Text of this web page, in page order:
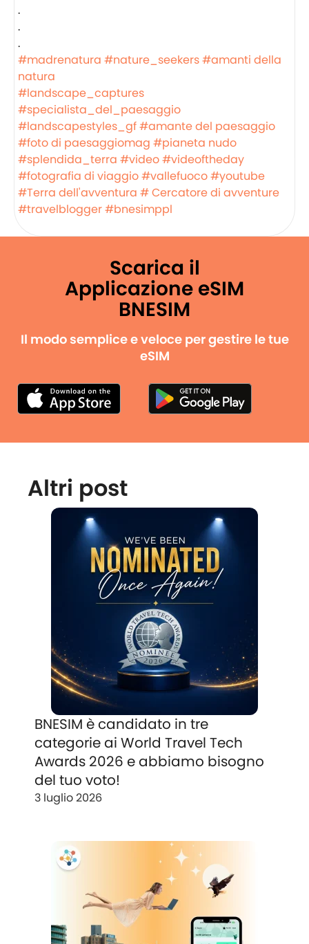
.
.
.
#madrenatura #nature_seekers#amanti della
natura
#landscape_captures
#specialista_del_paesaggio
#landscapestyles_gf#amante del paesaggio
#foto di paesaggiomag #pianeta nudo
#splendida_terra #video#videoftheday
#fotografia di viaggio#vallefuoco#youtube
#Terra dell'avventura # Cercatore di avventure
#travelblogger#bnesimppl
Scarica il
Applicazione eSIM
BNESIM
Il modo semplice e veloce per gestire le tue
eSIM
Altri post
BNESIM è candidato in tre
categorie ai World Travel Tech
Awards 2026 e abbiamo bisogno
del tuo voto!
3 luglio 2026